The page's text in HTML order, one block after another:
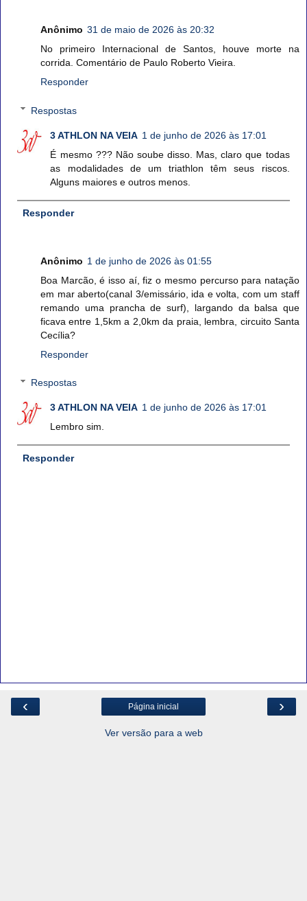
Anônimo 31 de maio de 2026 às 20:32
No primeiro Internacional de Santos, houve morte na
corrida. Comentário de Paulo Roberto Vieira.
Responder
Respostas
3 ATHLON NA VEIA 1 de junho de 2026 às 17:01
É mesmo ??? Não soube disso. Mas, claro que todas
as modalidades de um triathlon têm seus riscos.
Alguns maiores e outros menos.
Responder
Anônimo 1 de junho de 2026 às 01:55
Boa Marcão, é isso aí, fiz o mesmo percurso para natação
em mar aberto(canal 3/emissário, ida e volta, com um staff
remando uma prancha de surf), largando da balsa que
ficava entre 1,5km a 2,0km da praia, lembra, circuito Santa
Cecília?
Responder
Respostas
3 ATHLON NA VEIA 1 de junho de 2026 às 17:01
Lembro sim.
Responder
‹ ›
Página inicial
Ver versão para a web